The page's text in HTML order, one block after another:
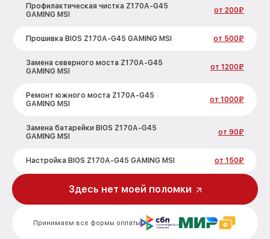
Профилактическая чистка Z170A-G45
GAMING MSI
от 200₽
Прошивка BIOS Z170A-G45 GAMING MSI от 500₽
Замена северного моста Z170A-G45
GAMING MSI
от 1200₽
Ремонт южного моста Z170A-G45
GAMING MSI
от 1000₽
Замена батарейки BIOS Z170A-G45
GAMING MSI
от 90₽
Настройка BIOS Z170A-G45 GAMING MSI от 150₽
Принимаем все формы оплаты
Здесь нет моей поломки